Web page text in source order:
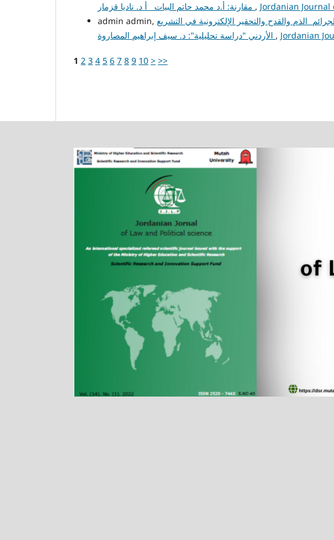
, Jordanian Journal
الذم والقدح والتحقير الإلكترونية في التشريع
, Jordanian
1 2 3 4 5 6 7 8 9 10 > >>